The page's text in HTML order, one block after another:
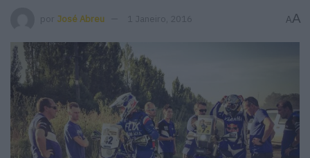
por José Abreu 1 Janeiro, 2016 AA